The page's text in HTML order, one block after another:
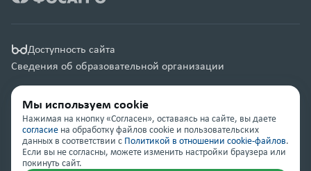
Доступность сайта
Сведения об образовательной организации
© Группа компаний «ФосАгро» 2001 — 2026
Правовая информация
Карта сайта
Мы используем cookie
Нажимая на кнопку «Согласен», оставаясь на сайте, вы даете
согласие на обработку файлов cookie и пользовательских
данных в соответствии с Политикой в отношении cookie-файлов.
Если вы не согласны, можете изменить настройки браузера или
покинуть сайт.